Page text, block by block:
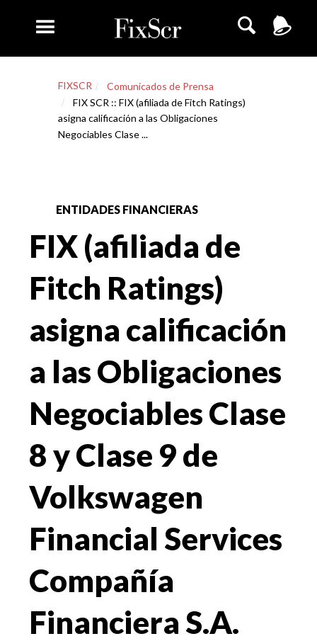
FIXSCR
Comunicados de Prensa
FIX SCR :: FIX (afiliada de Fitch Ratings)
asigna calificación a las Obligaciones
Negociables Clase ...
ENTIDADES FINANCIERAS
FIX (afiliada de
Fitch Ratings)
asigna calificación
a las Obligaciones
Negociables Clase
8 y Clase 9 de
Volkswagen
Financial Services
Compañía
Financiera S.A.